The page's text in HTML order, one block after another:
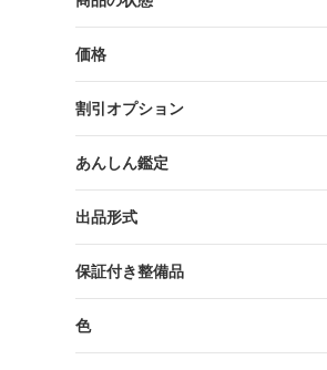
価格
割引オプション
あんしん鑑定
出品形式
保証付き整備品
色